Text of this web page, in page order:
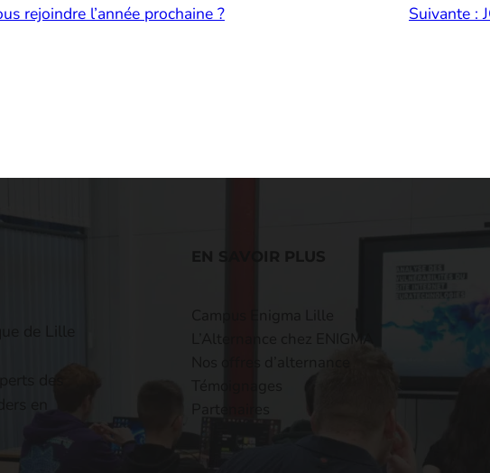
rejoindre l’année prochaine ? Suivante :